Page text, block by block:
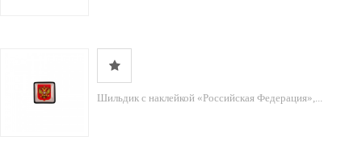
Шильдик с наклейкой «Российская Федерация»,...